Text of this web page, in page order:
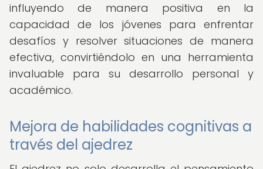
influyendo de manera positiva en la
capacidad de los jóvenes para enfrentar
desafíos y resolver situaciones de manera
efectiva, convirtiéndolo en una herramienta
invaluable para su desarrollo personal y
académico.
Mejora de habilidades cognitivas a
través del ajedrez